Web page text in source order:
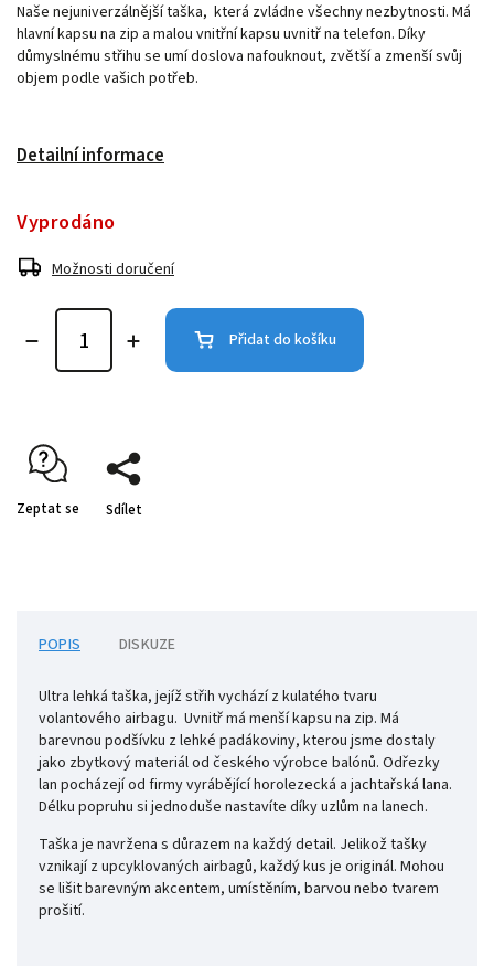
Naše nejuniverzálnější taška, která zvládne všechny nezbytnosti. Má
hlavní kapsu na zip a malou vnitřní kapsu uvnitř na telefon. Díky
důmyslnému střihu se umí doslova nafouknout, zvětší a zmenší svůj
objem podle vašich potřeb.
Detailní informace
Vyprodáno
Možnosti doručení
Přidat do košíku
Zeptat se Sdílet
POPIS DISKUZE
Ultra lehká taška, jejíž střih vychází z kulatého tvaru
volantového airbagu. Uvnitř má menší kapsu na zip. Má
barevnou podšívku z lehké padákoviny, kterou jsme dostaly
jako zbytkový materiál od českého výrobce balónů. Odřezky
lan pocházejí od firmy vyrábějící horolezecká a jachtařská lana.
Délku popruhu si jednoduše nastavíte díky uzlům na lanech.
Taška je navržena s důrazem na každý detail. Jelikož tašky
vznikají z upcyklovaných airbagů, každý kus je originál. Mohou
se lišit barevným akcentem, umístěním, barvou nebo tvarem
prošití.